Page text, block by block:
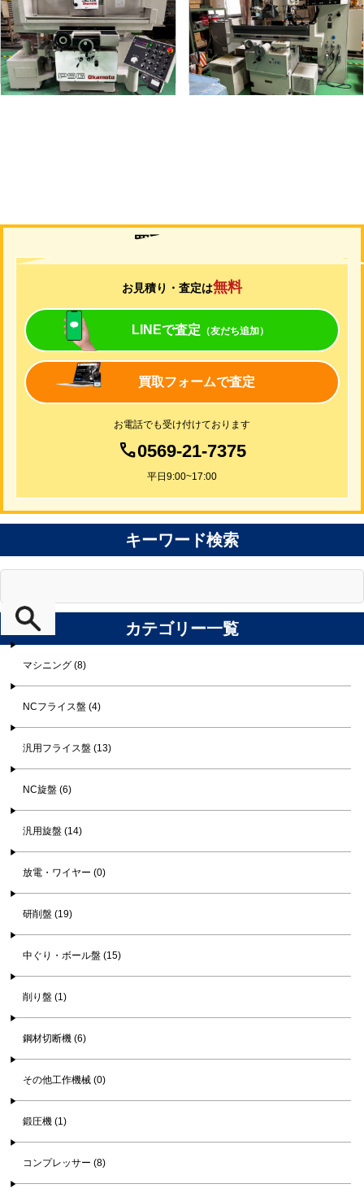
メーカー 岡本
形 式PSG-52DX
年 1997
メーカー ユング
形 式JF-420N
年 式2006
買取について
お見積り・査定は無料
LINEで査定 （友だち追加）
買取フォームで査定
お電話でも受け付けております
0569-21-7375
平日9:00~17:00
キーワード検索
カテゴリー一覧
マシニング (8)
NCフライス盤 (4)
汎用フライス盤 (13)
NC旋盤 (6)
汎用旋盤 (14)
放電・ワイヤー (0)
研削盤 (19)
中ぐり・ボール盤 (15)
削り盤 (1)
鋼材切断機 (6)
その他工作機械 (0)
鍛圧機 (1)
コンプレッサー (8)